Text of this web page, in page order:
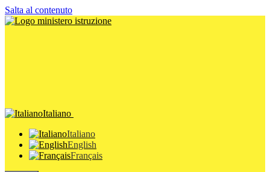
Salta al contenuto
Italiano
Italiano
English
Français